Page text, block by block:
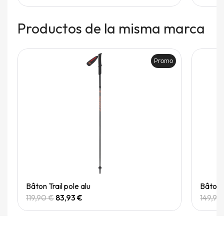
Productos de la misma marca
Quick View
Promo
Bâton Trail pole alu
119,90 € 83,93 €
Bâton